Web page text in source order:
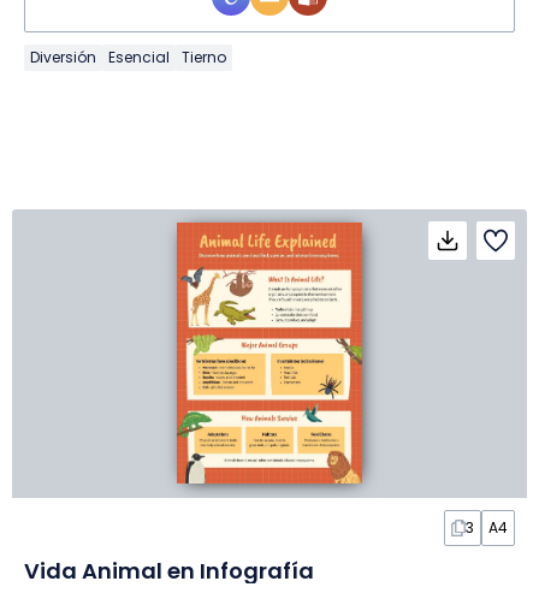
Diversión Esencial Tierno
3 A4
Vida Animal en Infografía